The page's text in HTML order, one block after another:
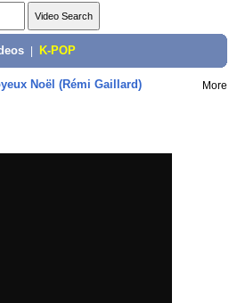
K-POP
Noël (Rémi Gaillard) More